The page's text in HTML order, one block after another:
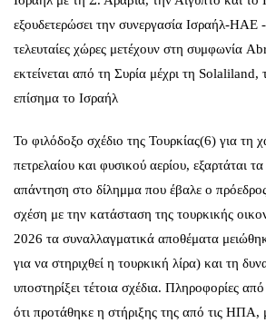
εξουδετερώσει την συνεργασία Ισραήλ-ΗΑΕ
τελευταίες χώρες μετέχουν στη συμφωνία
εκτείνεται από τη Συρία μέχρι τη Solaliland,
επίσημα το Ισραήλ
Το φιλόδοξο σχέδιο της Τουρκίας(6) για τη
πετρελαίου και φυσικού αερίου, εξαρτάται
απάντηση στο δίλημμα που έβαλε ο
σχέση με την κατάσταση της τουρκικής
2026 τα συναλλαγματικά αποθέματα
για να στηριχθεί η τουρκική λίρα) και τη
υποστηρίξει τέτοια σχέδια. Πληροφορίες
ότι προτάθηκε η στήριξης της από τις ΗΠΑ,